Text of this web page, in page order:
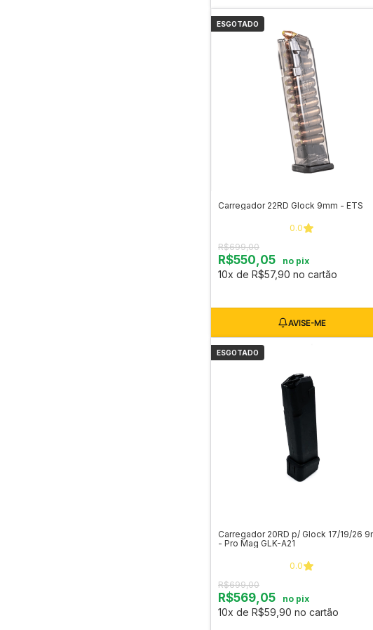
ESGOTADO
Carregador 22RD Glock 9mm - ETS
0.0
R$699,00
R$550,05 no pix
10x de R$57,90 no cartão
ESGOTADO
Carregador 20RD p/ Glock 17/19/26
- Pro Mag GLK-A21
0.0
R$699,00
R$569,05 no pix
10x de R$59,90 no cartão